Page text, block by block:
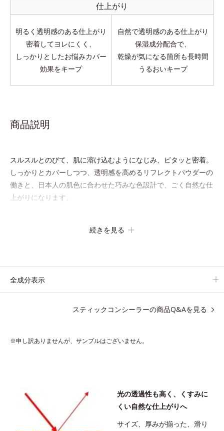
仕上がり
明るく透明感のある仕上がり
密着してヨレにくく、
しっかりとしたお悩みカバー
効果をキープ
自然で透明感のある仕上がり
保湿成分配合で、
乾燥が気になる箇所も長時間
うるおいキープ
商品説明
スルスルとのびて、肌に溶け込むようになじみ、ピタッと密着。
しっかりとカバーしつつ、透明感を高めるリフレクトパウダーの
働きと、日本人の肌色に合わせた巧みな色設計で、ごく自然な仕
上がりになります。
上がり向上粉体 ●アミノフィクサー成分*2配合=肌なじみ・密着性
*1 アルミナ、メチコン *2 ラウロイルグルタミン酸ジ（フィトステ
続きを見る
全成分表示
スティックコンシーラーの商品Q&Aを見る
※申し訳ありませんが、サンプルはございません。
光の透過性も高く、くすみに
くい自然な仕上がりへ
サイズ、厚みが揃った、滑り